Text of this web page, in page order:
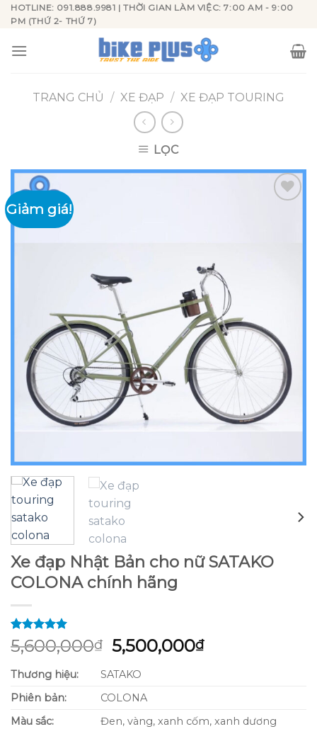
Skip
content
HOTLINE: 091.888.9981 | THỜI GIAN LÀM VIỆC: 7:00 AM - 9:00
PM (THỨ 2- THỨ 7)
TRANG CHỦ / XE ĐẠP / XE ĐẠP TOURING
LỌC
Giảm giá!
Xe đạp Nhật Bản cho nữ SATAKO
COLONA chính hãng
5.00trên 5
dựa trên
4
5,600,000₫ Giá
là:
5,600,000₫.
5,500,000₫Giá
5,500,000₫.
Thương hiệu:
SATAKO
Phiên bản:
COLONA
Màu sắc:
Đen, vàng, xanh cốm, xanh dương